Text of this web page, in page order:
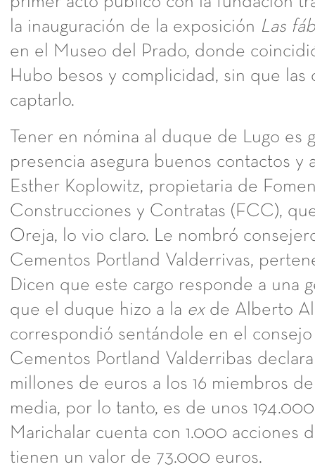
la inauguración de la exposición Las
en el Museo del Prado, donde
Hubo besos y complicidad, sin que las
captarlo.
Tener en nómina al duque de Lugo es
presencia asegura buenos contactos y
Esther Koplowitz, propietaria de
Construcciones y Contratas (FCC),
Oreja, lo vio claro. Le nombró
Cementos Portland Valderrivas,
Dicen que este cargo responde a una
que el duque hizo a la exde Alberto
correspondió sentándole en el
Cementos Portland Valderribas declara
millones de euros a los 16 miembros
media, por lo tanto, es de unos
Marichalar cuenta con 1.000 acciones
tienen un valor de 73.000 euros.